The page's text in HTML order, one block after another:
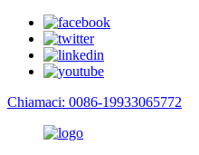
Chiamaci: 0086-19933065772